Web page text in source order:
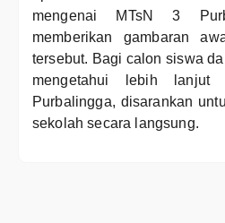
mengenai MTsN 3
memberikan gambaran
tersebut. Bagi calon siswa
mengetahui lebih lanjut
Purbalingga, disarankan
sekolah secara langsung.